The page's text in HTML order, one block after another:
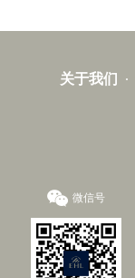
关于我们
微信号